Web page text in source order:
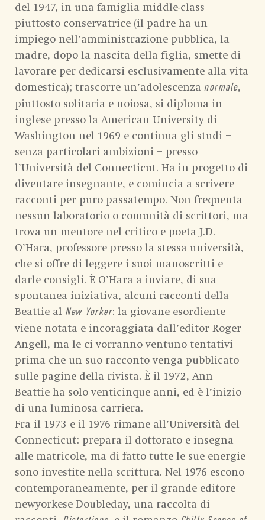
del 1947, in una famiglia middle-class
piuttosto conservatrice (il padre ha un
impiego nell’amministrazione pubblica, la
madre, dopo la nascita della figlia, smette di
lavorare per dedicarsi esclusivamente alla vita
domestica); trascorre un’adolescenza normale,
piuttosto solitaria e noiosa, si diploma in
inglese presso la American University di
Washington nel 1969 e continua gli studi –
senza particolari ambizioni – presso
l’Università del Connecticut. Ha in progetto di
diventare insegnante, e comincia a scrivere
racconti per puro passatempo. Non frequenta
nessun laboratorio o comunità di scrittori, ma
trova un mentore nel critico e poeta J.D.
O’Hara, professore presso la stessa università,
che si offre di leggere i suoi manoscritti e
darle consigli. È O’Hara a inviare, di sua
spontanea iniziativa, alcuni racconti della
Beattie al New Yorker: la giovane esordiente
viene notata e incoraggiata dall’editor Roger
Angell, ma le ci vorranno ventuno tentativi
prima che un suo racconto venga pubblicato
sulle pagine della rivista. È il 1972, Ann
Beattie ha solo venticinque anni, ed è l’inizio
di una luminosa carriera.
Fra il 1973 e il 1976 rimane all’Università del
Connecticut: prepara il dottorato e insegna
alle matricole, ma di fatto tutte le sue energie
sono investite nella scrittura. Nel 1976 escono
contemporaneamente, per il grande editore
newyorkese Doubleday, una raccolta di